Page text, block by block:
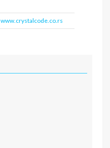
www.crystalcode.co.rs